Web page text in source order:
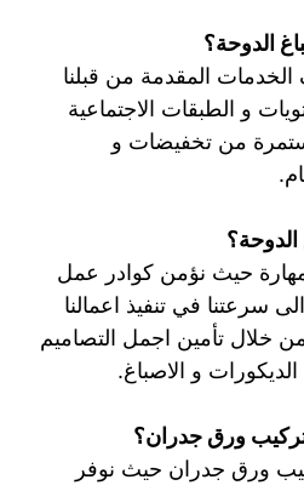
الدوحة؟
المقدمة من قبلنا
و الطبقات الاجتماعية
من تخفيضات و
الدوحة؟
حيث نؤمن كوادر عمل
سرعتنا في تنفيذ اعمالنا
خلال تأمين اجمل التصاميم
و الاصباغ.
ورق جدران؟
ورق جدران حيث نوفر